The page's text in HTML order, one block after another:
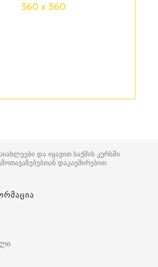
360 x 360
და იყავით საქმის კურსში
დაკავშირებით.